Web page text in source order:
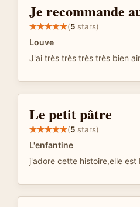
Je recommande
(5 stars)
Louve
J'ai très très très très bien
Le petit pâtre
(5 stars)
L'enfantine
j'adore cette histoire,elle est